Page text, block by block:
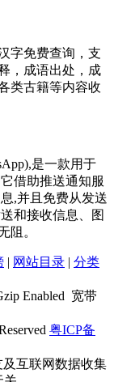
字免费查询，支
，成语出处，成
类古籍等内容收
是一款用于
借助推送通知服
,并且免费从发送
和接收信息、图
阻。
| 网站目录 | 分类
Enabled 宽带
粤ICP备
互联网数据收集